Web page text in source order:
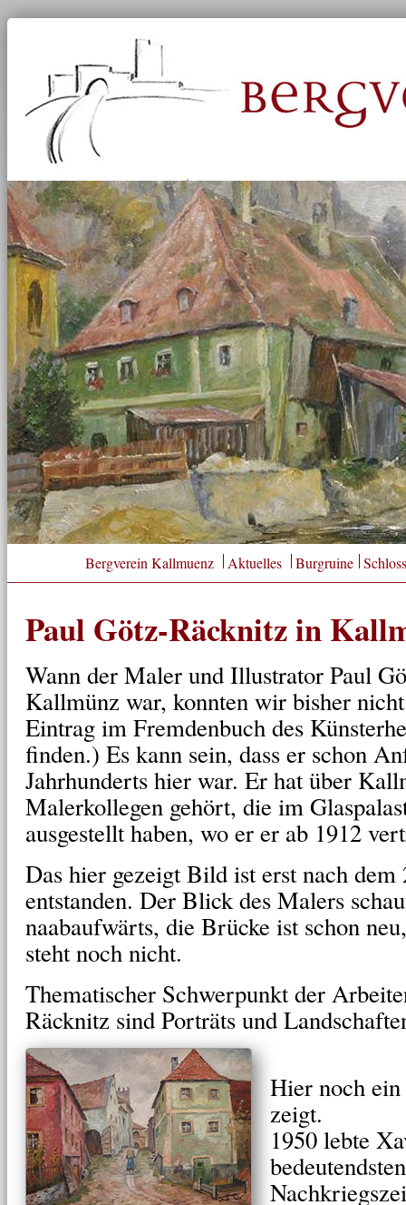
Bergverein Kallmuenz Aktuelles Burgruine
Paul Götz-Räcknitz in
Wann der Maler und Illustrator Paul
Kallmünz war, konnten wir bisher
Eintrag im Fremdenbuch des
finden.) Es kann sein, dass er schon
Jahrhunderts hier war. Er hat über
Malerkollegen gehört, die im
ausgestellt haben, wo er er ab 1912
Das hier gezeigt Bild ist erst nach
entstanden. Der Blick des Malers
naabaufwärts, die Brücke ist schon
steht noch nicht.
Thematischer Schwerpunkt der
Räcknitz sind Porträts und
Hier noch
zeigt.
1950 lebte